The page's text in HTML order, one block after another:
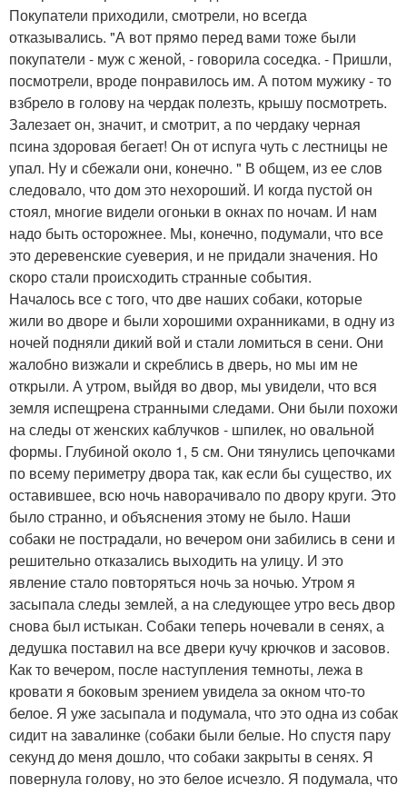
Покупатели приходили, смотрели, но всегда
отказывались. "А вот прямо перед вами тоже были
покупатели - муж с женой, - говорила соседка. - Пришли,
посмотрели, вроде понравилось им. А потом мужику - то
взбрело в голову на чердак полезть, крышу посмотреть.
Залезает он, значит, и смотрит, а по чердаку черная
псина здоровая бегает! Он от испуга чуть с лестницы не
упал. Ну и сбежали они, конечно. " В общем, из ее слов
следовало, что дом это нехороший. И когда пустой он
стоял, многие видели огоньки в окнах по ночам. И нам
надо быть осторожнее. Мы, конечно, подумали, что все
это деревенские суеверия, и не придали значения. Но
скоро стали происходить странные события.
Началось все с того, что две наших собаки, которые
жили во дворе и были хорошими охранниками, в одну из
ночей подняли дикий вой и стали ломиться в сени. Они
жалобно визжали и скреблись в дверь, но мы им не
открыли. А утром, выйдя во двор, мы увидели, что вся
земля испещрена странными следами. Они были похожи
на следы от женских каблучков - шпилек, но овальной
формы. Глубиной около 1, 5 см. Они тянулись цепочками
по всему периметру двора так, как если бы существо, их
оставившее, всю ночь наворачивало по двору круги. Это
было странно, и объяснения этому не было. Наши
собаки не пострадали, но вечером они забились в сени и
решительно отказались выходить на улицу. И это
явление стало повторяться ночь за ночью. Утром я
засыпала следы землей, а на следующее утро весь двор
снова был истыкан. Собаки теперь ночевали в сенях, а
дедушка поставил на все двери кучу крючков и засовов.
Как то вечером, после наступления темноты, лежа в
кровати я боковым зрением увидела за окном что-то
белое. Я уже засыпала и подумала, что это одна из собак
сидит на завалинке (собаки были белые. Но спустя пару
секунд до меня дошло, что собаки закрыты в сенях. Я
повернула голову, но это белое исчезло. Я подумала, что